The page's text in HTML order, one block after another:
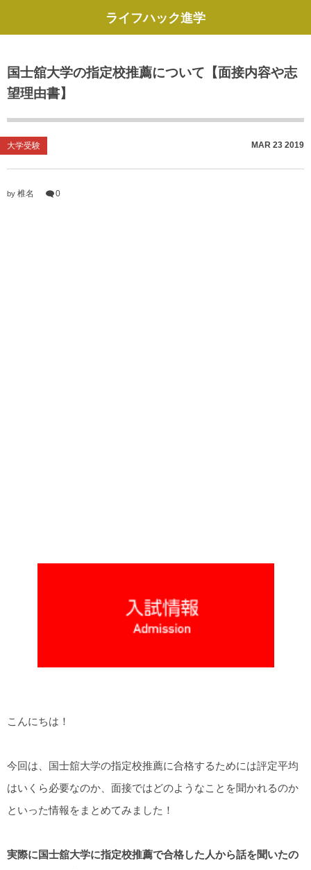
ライフハック進学
国士舘大学の指定校推薦について【面接内容や志
望理由書】
大学受験 MAR 23 2019
by 椎名 0
こんにちは！
今回は、国士舘大学の指定校推薦に合格するためには評定平均
はいくら必要なのか、面接ではどのようなことを聞かれるのか
といった情報をまとめてみました！
実際に国士舘大学に指定校推薦で合格した人から話を聞いたの